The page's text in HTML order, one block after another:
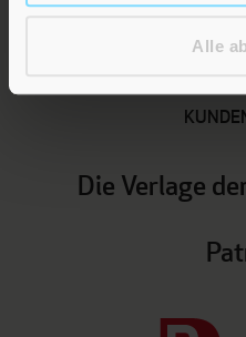
Alle
LEBE GUT
Die Verlage